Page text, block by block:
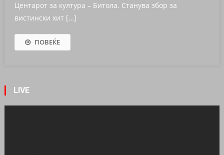
Центарот за култура – Битола. Станува збор за
вистински хит […]
ПОВЕЌЕ
LIVE